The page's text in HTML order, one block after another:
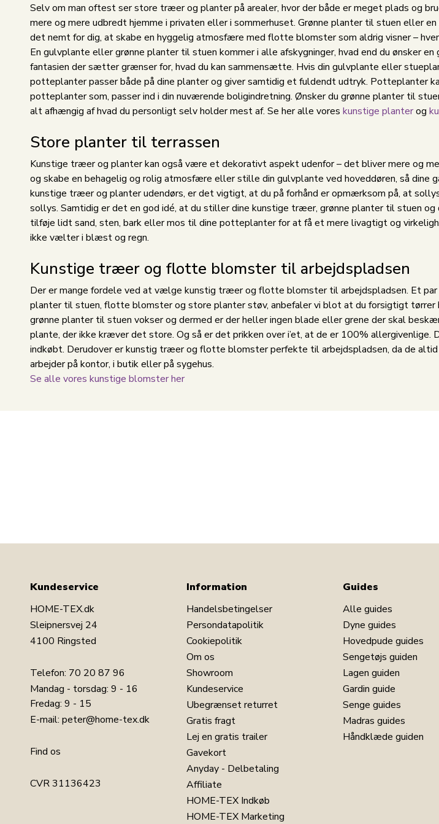
Selv om man oftest ser store træer og planter på arealer, hvor der både er meget plads og
mere og mere udbredt hjemme i privaten eller i sommerhuset. Grønne planter til stuen
det nemt for dig, at skabe en hyggelig atmosfære med flotte blomster som aldrig visner –
En gulvplante eller grønne planter til stuen kommer i alle afskygninger, hvad end du
fantasien der sætter grænser for, hvad du kan sammensætte. Hvis din gulvplante eller
potteplanter passer både på dine planter og giver samtidig et fuldendt udtryk. Potteplanter
potteplanter som, passer ind i din nuværende boligindretning. Ønsker du grønne planter til
alt afhængig af hvad du personligt selv holder mest af. Se her alle vores kunstige planterog
Store planter til terrassen
Kunstige træer og planter kan også være et dekorativt aspekt udenfor – det bliver mere og
og skabe en behagelig og rolig atmosfære eller stille din gulvplante ved hoveddøren, så
kunstige træer og planter udendørs, er det vigtigt, at du på forhånd er opmærksom på, at
sollys. Samtidig er det en god idé, at du stiller dine kunstige træer, grønne planter til stuen
tilføje lidt sand, sten, bark eller mos til dine potteplanter for at få et mere livagtigt og
ikke vælter i blæst og regn.
Kunstige træer og flotte blomster til arbejdspladsen
Der er mange fordele ved at vælge kunstig træer og flotte blomster til arbejdspladsen. Et
planter til stuen, flotte blomster og store planter støv, anbefaler vi blot at du forsigtigt
grønne planter til stuen vokser og dermed er der heller ingen blade eller grene der skal
plante, der ikke kræver det store. Og så er det prikken over i’et, at de er 100%
indkøbt. Derudover er kunstig træer og flotte blomster perfekte til arbejdspladsen, da de
arbejder på kontor, i butik eller på sygehus.
Se alle vores kunstige blomster her
Kundeservice
HOME-TEX.dk
Sleipnersvej 24
4100 Ringsted
Telefon: 70 20 87 96
Mandag - torsdag: 9 - 16
Fredag: 9 - 15
E-mail: peter@home-tex.dk
Find os
CVR 31136423
Information
Handelsbetingelser
Persondatapolitik
Cookiepolitik
Om os
Showroom
Kundeservice
Ubegrænset returret
Gratis fragt
Lej en gratis trailer
Gavekort
Anyday - Delbetaling
Affiliate
HOME-TEX Indkøb
HOME-TEX Marketing
Guides
Alle guides
Dyne guides
Hovedpude guides
Sengetøjs guiden
Lagen guiden
Gardin guide
Senge guides
Madras guides
Håndklæde guiden